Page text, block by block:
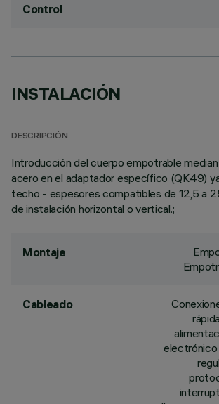
Control
INSTALACIÓN
DESCRIPCIÓN
Introducción del cuerpo empotrable
acero en el adaptador específico (QK49)
techo - espesores compatibles de 12,5 a
de instalación horizontal o vertical.;
Montaje
Cableado
electrónico